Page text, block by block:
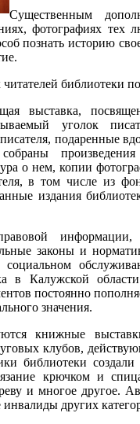
Существенным
фотографиях тех
познать историю
библиотеки
выставка,
уголок
подаренные
о нем, копии
в том числе из
издания
информации,
законы и
в Калужской
постоянно
значения.
книжные
клубов,
библиотеки создали
крючком и
и многое другое.
других